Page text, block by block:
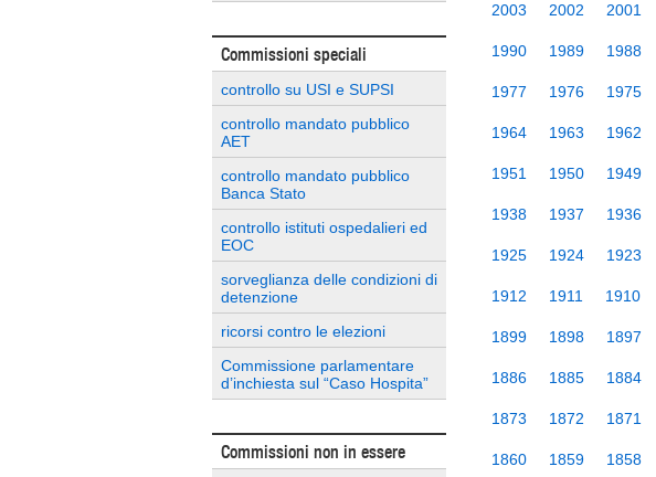
Commissioni speciali
controllo su USI e SUPSI
controllo mandato pubblico
AET
controllo mandato pubblico
Banca Stato
controllo istituti ospedalieri ed
EOC
sorveglianza delle condizioni di
detenzione
ricorsi contro le elezioni
Commissione parlamentare
d’inchiesta sul “Caso Hospita”
Commissioni non in essere
2003 2002 2001
1990 1989 1988
1977 1976 1975
1964 1963 1962
1951 1950 1949
1938 1937 1936
1925 1924 1923
1912 1911 1910
1899 1898 1897
1886 1885 1884
1873 1872 1871
1860 1859 1858